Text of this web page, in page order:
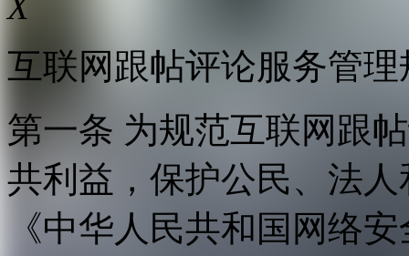
互联网跟帖评论服务管理
第一条 为规范互联网跟
共利益，保护公民、法
《中华人民共和国网络